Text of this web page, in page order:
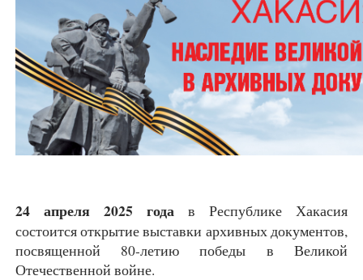
24 апреля 2025 года в Республике Хакасия
состоится открытие выставки архивных документов,
посвященной 80-летию победы в Великой
Отечественной войне.